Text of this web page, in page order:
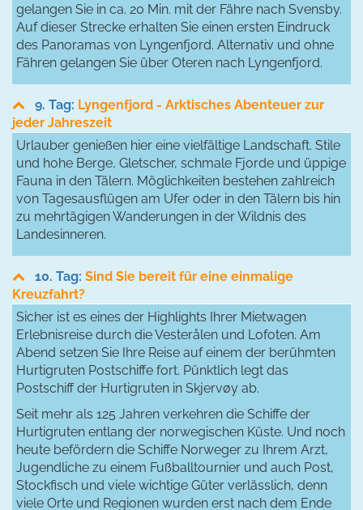
gelangen Sie in ca. 20 Min. mit der Fähre nach Svensby.
Auf dieser Strecke erhalten Sie einen ersten Eindruck
des Panoramas von Lyngenfjord. Alternativ und ohne
Fähren gelangen Sie über Oteren nach Lyngenfjord.
9. Tag: Lyngenfjord - Arktisches Abenteuer zur
jeder Jahreszeit
Urlauber genießen hier eine vielfältige Landschaft. Stile
und hohe Berge, Gletscher, schmale Fjorde und üppige
Fauna in den Tälern. Möglichkeiten bestehen zahlreich
von Tagesausflügen am Ufer oder in den Tälern bis hin
zu mehrtägigen Wanderungen in der Wildnis des
Landesinneren.
10. Tag: Sind Sie bereit für eine einmalige
Kreuzfahrt?
Sicher ist es eines der Highlights Ihrer Mietwagen
Erlebnisreise durch die Vesterålen und Lofoten. Am
Abend setzen Sie Ihre Reise auf einem der berühmten
Hurtigruten Postschiffe fort. Pünktlich legt das
Postschiff der Hurtigruten in Skjervøy ab.
Seit mehr als 125 Jahren verkehren die Schiffe der
Hurtigruten entlang der norwegischen Küste. Und noch
heute befördern die Schiffe Norweger zu Ihrem Arzt,
Jugendliche zu einem Fußballtournier und auch Post,
Stockfisch und viele wichtige Güter verlässlich, denn
viele Orte und Regionen wurden erst nach dem Ende